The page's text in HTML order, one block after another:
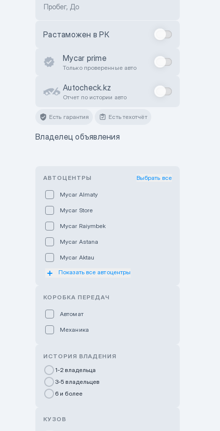
Пробег, До
Растаможен в РК
Mycar prime
Только проверенные авто
Autocheck.kz
Отчет по истории авто
Есть гарантия Есть техотчёт
Владелец объявления
АВТОЦЕНТРЫ Выбрать все
Mycar Almaty
Mycar Store
Mycar Raiymbek
Mycar Astana
Mycar Aktau
Mycar Uralsk
GWM Nurly Zhol
Chery Astana
Показать все автоцентры
КОРОБКА ПЕРЕДАЧ
Автомат
Механика
ИСТОРИЯ ВЛАДЕНИЯ
1-2 владельца
3-5 владельцев
6 и более
КУЗОВ